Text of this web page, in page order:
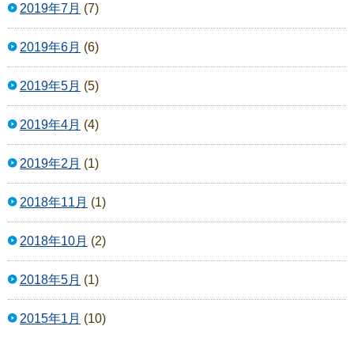
2019年7月 (7)
2019年6月 (6)
2019年5月 (5)
2019年4月 (4)
2019年2月 (1)
2018年11月 (1)
2018年10月 (2)
2018年5月 (1)
2015年1月 (10)